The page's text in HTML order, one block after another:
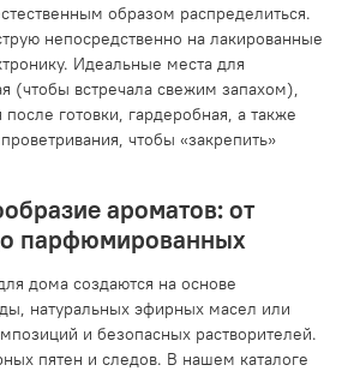
образом распределиться.
непосредственно на лакированные
Идеальные места для
(чтобы встречала свежим запахом),
после готовки, гардеробная, а также
чтобы «закрепить»
ароматов: от
парфюмированных
дома создаются на основе
натуральных эфирных масел или
и безопасных растворителей.
пятен и следов. В нашем каталоге